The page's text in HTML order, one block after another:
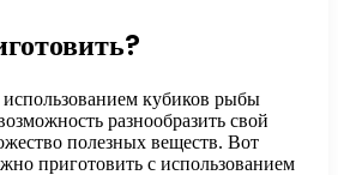
кубиков рыбы
разнообразить свой
полезных веществ. Вот
приготовить с использованием